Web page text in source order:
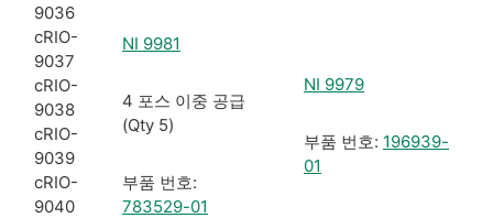
9036
cRIO-
9037
cRIO-
9038
cRIO-
9039
cRIO-
9040
NI 9981
4 포스 이중 공급
(Qty 5)
부품 번호:
783529-01
NI 9979
부품 번호: 196939-
01